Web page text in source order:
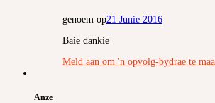
genoem op21 Junie 2016
Baie dankie
Meld aan om 'n opvolg-bydrae te
Anze